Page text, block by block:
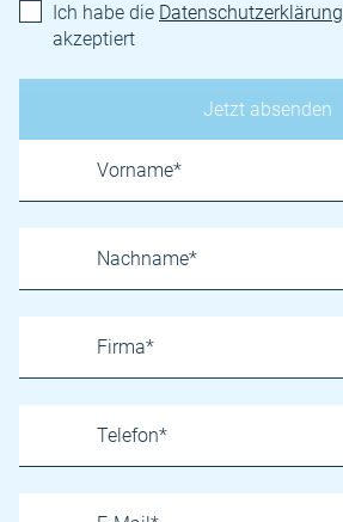
Ich habe die Datenschutzerklärung
akzeptiert